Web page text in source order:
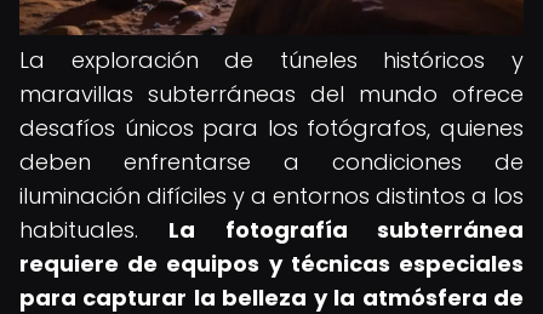
La exploración de túneles históricos y
maravillas subterráneas del mundo ofrece
desafíos únicos para los fotógrafos, quienes
deben enfrentarse a condiciones de
iluminación difíciles y a entornos distintos a los
habituales. La fotografía subterránea
requiere de equipos y técnicas especiales
para capturar la belleza y la atmósfera de